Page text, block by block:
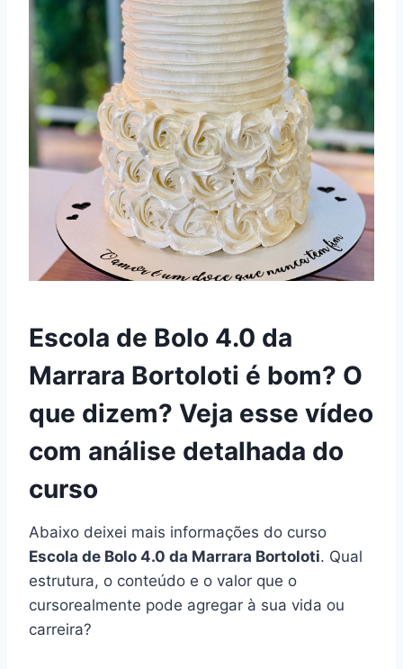
Escola de Bolo 4.0 da
Marrara Bortoloti é bom? O
que dizem? Veja esse vídeo
com análise detalhada do
curso
Abaixo deixei mais informações do curso
Escola de Bolo 4.0 da Marrara Bortoloti. Qual
estrutura, o conteúdo e o valor que o
cursorealmente pode agregar à sua vida ou
carreira?